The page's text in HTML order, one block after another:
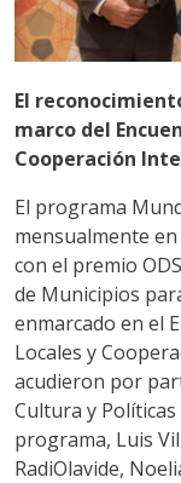
El
marco del
Cooperación
El programa
mensualmente
con el premio
de Municipios
enmarcado en el
Locales y
acudieron por
Cultura y Políticas
programa, Luis
RadiOlavide,